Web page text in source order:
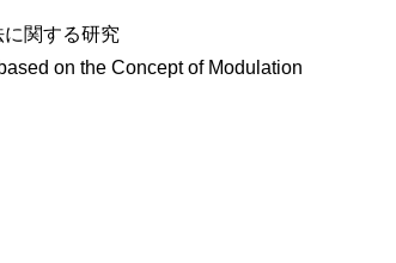
関する研究
on the Concept of Modulation